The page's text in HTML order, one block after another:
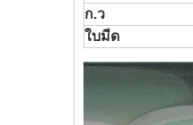
ก.ว
ใบมีด